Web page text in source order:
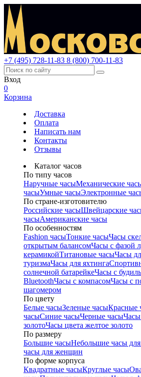
+7 (495) 728-11-83 8 (800) 700-11-83
Вход
0
Корзина
Доставка
Оплата
Написать нам
Контакты
Отзывы
Каталог часов
По типу часов
Наручные часыМеханические
часыУмные часыЭлектронные
По стране-изготовителю
Российские часыШвейцарские
часыАмериканские часы
По особенностям
Fashion часыТонкие часыЧасы
открытым балансомЧасы с фазой
керамикойТитановые часыЧасы
туризмаЧасы для яхтинга
солнечной батарейкеЧасы с
BluetoothЧасы с компасомЧасы с
шагомером
По цвету
Белые часыЗеленые часыКрасные
часыСиние часыЧерные часыЧасы
золотоЧасы цвета желтое золото
По размеру
Большие часыНебольшие часы
часы для женщин
По форме корпуса
Квадратные часыКруглые часы